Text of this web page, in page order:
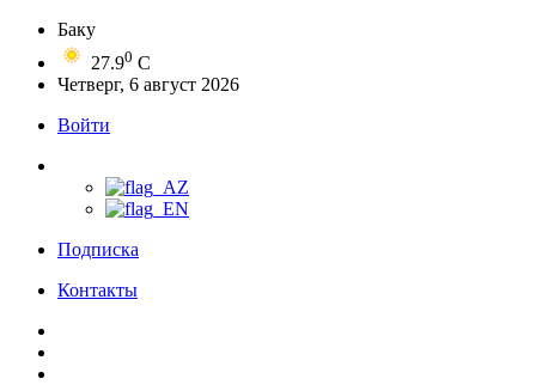
Баку
27.90 C
Четверг, 6 август 2026
Войти
Подписка
Контакты